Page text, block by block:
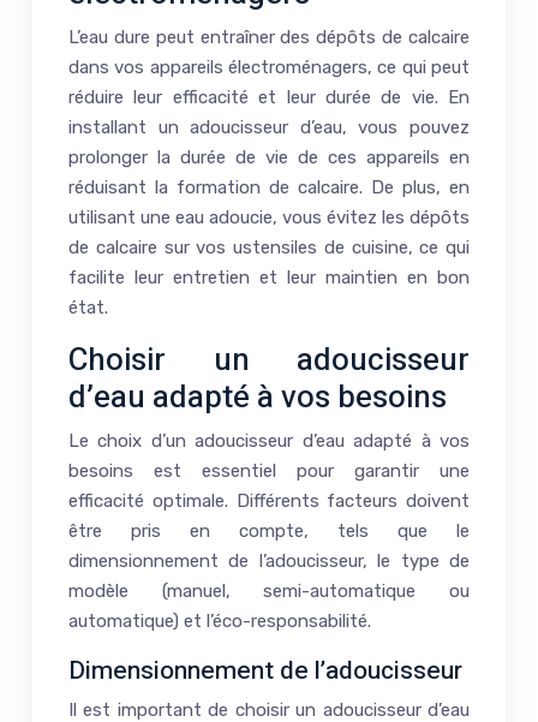
L’eau dure peut entraîner des dépôts de calcaire
dans vos appareils électroménagers, ce qui peut
réduire leur efficacité et leur durée de vie. En
installant un adoucisseur d’eau, vous pouvez
prolonger la durée de vie de ces appareils en
réduisant la formation de calcaire. De plus, en
utilisant une eau adoucie, vous évitez les dépôts
de calcaire sur vos ustensiles de cuisine, ce qui
facilite leur entretien et leur maintien en bon
état.
Choisir un adoucisseur
d’eau adapté à vos besoins
Le choix d’un adoucisseur d’eau adapté à vos
besoins est essentiel pour garantir une
efficacité optimale. Différents facteurs doivent
être pris en compte, tels que le
dimensionnement de l’adoucisseur, le type de
modèle (manuel, semi-automatique ou
automatique) et l’éco-responsabilité.
Dimensionnement de l’adoucisseur
Il est important de choisir un adoucisseur d’eau